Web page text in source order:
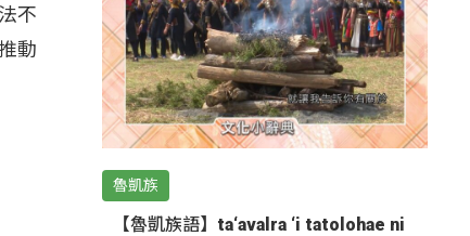
不
動
魯凱族
【魯凱族語】ta‘avalra ‘i tatolohae ni